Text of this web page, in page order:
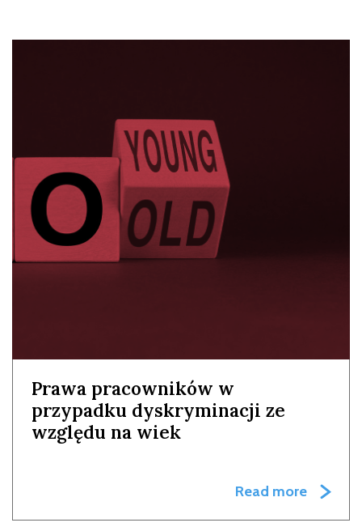
Prawa pracowników w
przypadku dyskryminacji ze
względu na wiek
Read more